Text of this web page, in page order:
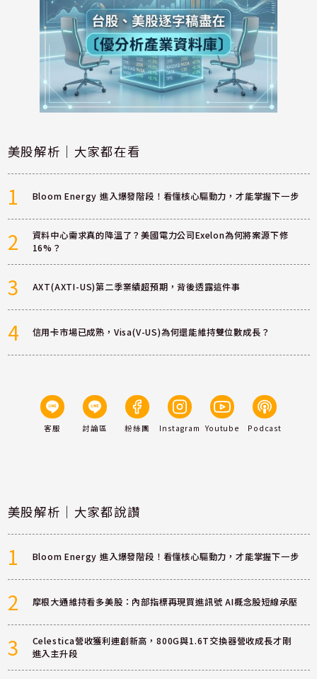
美股解析｜大家都在看
1 Bloom Energy 進入爆發階段！看懂核心驅動力，才能掌握下一步
2
資料中心需求真的降溫了？美國電力公司Exelon為何將案源下修
16%？
3 AXT(AXTI-US)第二季業績超預期，背後透露這件事
4 信用卡市場已成熟，Visa(V-US)為何還能維持雙位數成長？
客服 討論區 粉絲團 Instagram Youtube Podcast
美股解析｜大家都說讚
1 Bloom Energy 進入爆發階段！看懂核心驅動力，才能掌握下一步
2 摩根大通維持看多美股：內部指標再現買進訊號 AI概念股短線承壓
3
Celestica營收獲利連創新高，800G與1.6T交換器營收成長才剛
進入主升段